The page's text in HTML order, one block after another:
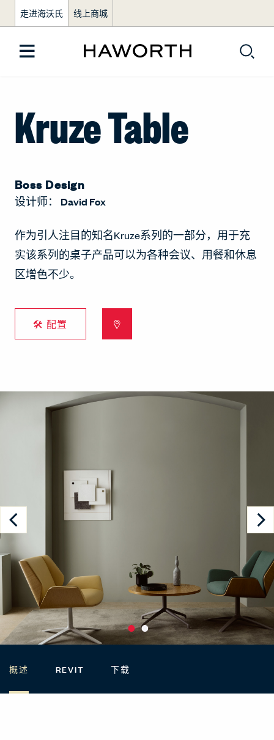
走进海沃氏 线上商城
Kruze Table
Boss Design
设计师： David Fox
作为引人注目的知名Kruze系列的一部分，用于充
实该系列的桌子产品可以为各种会议、用餐和休息
区增色不少。
🛠 配置
概述 REVIT 下载